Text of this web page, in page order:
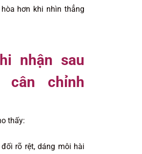
hơn khi nhìn thẳng
nhận sau
cân chỉnh
thấy:
rõ rệt, dáng môi hài